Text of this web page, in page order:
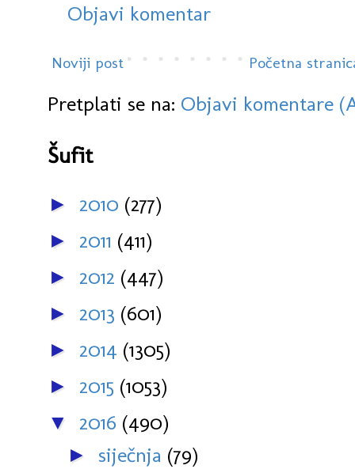
Objavi komentar
Noviji post Početna
Pretplati se na: Objavi komentare
Šufit
► 2010 (277)
► 2011 (411)
► 2012 (447)
► 2013 (601)
► 2014 (1305)
► 2015 (1053)
▼ 2016 (490)
► siječnja (79)